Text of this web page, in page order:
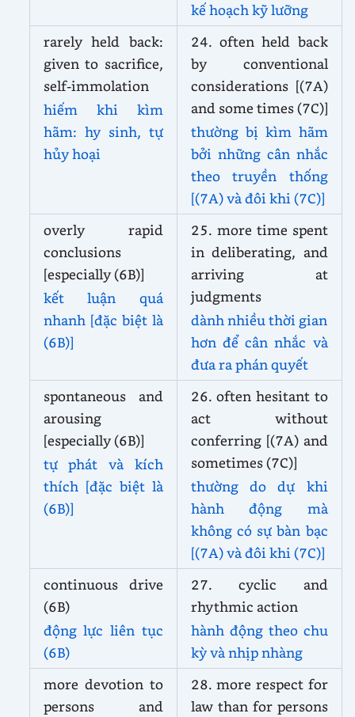
kế hoạch kỹ lưỡng
rarely held back:
given to sacrifice,
self-immolation
hiếm khi kìm
hãm: hy sinh, tự
hủy hoại
24. often held back
by conventional
considerations [(7A)
and some times (7C)]
thường bị kìm hãm
bởi những cân nhắc
theo truyền thống
[(7A) và đôi khi (7C)]
overly rapid
conclusions
[especially (6B)]
kết luận quá
nhanh [đặc biệt là
(6B)]
25. more time spent
in deliberating, and
arriving at
judgments
dành nhiều thời gian
hơn để cân nhắc và
đưa ra phán quyết
spontaneous and
arousing
[especially (6B)]
tự phát và kích
thích [đặc biệt là
(6B)]
26. often hesitant to
act without
conferring [(7A) and
sometimes (7C)]
thường do dự khi
hành động mà
không có sự bàn bạc
[(7A) và đôi khi (7C)]
continuous drive
(6B)
động lực liên tục
(6B)
27. cyclic and
rhythmic action
hành động theo chu
kỳ và nhịp nhàng
more devotion to
persons and
28. more respect for
law than for persons